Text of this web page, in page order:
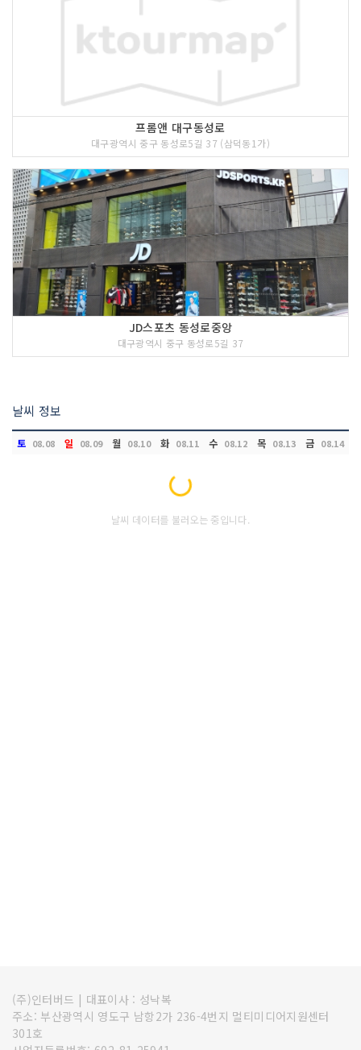
프롬앤 대구동성로
대구광역시 중구 동성로5길 37 (삼덕동1가)
JD스포츠 동성로중앙
대구광역시 중구 동성로5길 37
날씨 정보
토 08.08 일 08.09 월 08.10 화 08.11 수 08.12 목 08.13 금 08.14
Loading...
날씨 데이터를 불러오는 중입니다.
(주)인터버드 | 대표이사 : 성낙복
주소: 부산광역시 영도구 남항2가 236-4번지 멀티미디어지원센터
301호